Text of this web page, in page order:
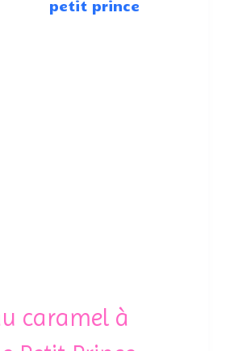
caramel à